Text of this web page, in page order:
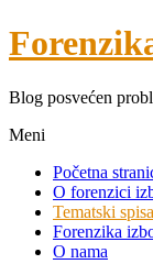
Blog posvećen
Meni
Početna
O forenzici
Tematski
Forenzika
O nama